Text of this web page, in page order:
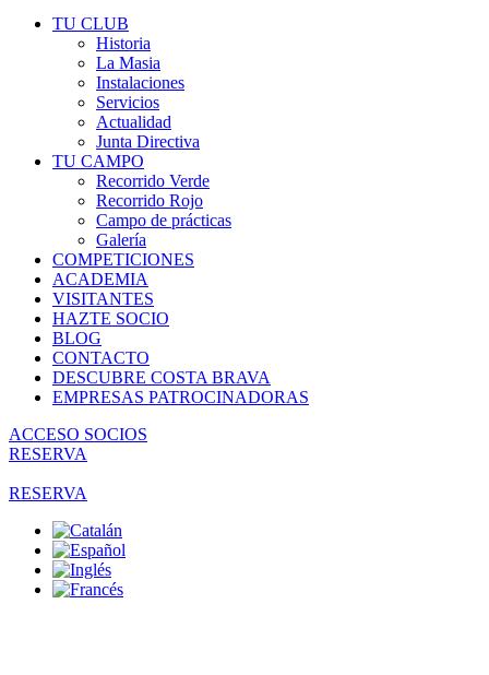
TU CLUB
Historia
La Masia
Instalaciones
Servicios
Actualidad
Junta Directiva
TU CAMPO
Recorrido Verde
Recorrido Rojo
Campo de prácticas
Galería
COMPETICIONES
ACADEMIA
VISITANTES
HAZTE SOCIO
BLOG
CONTACTO
DESCUBRE COSTA BRAVA
EMPRESAS PATROCINADORAS
ACCESO SOCIOS
RESERVA
RESERVA